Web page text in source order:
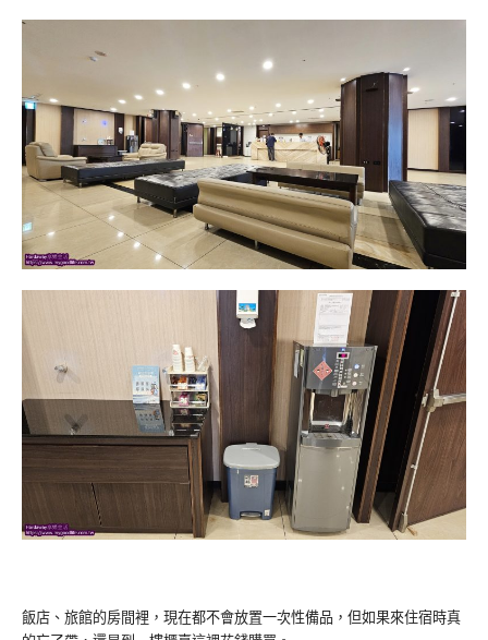
飯店、旅館的房間裡，現在都不會放置一次性備品，但如果來住宿時真